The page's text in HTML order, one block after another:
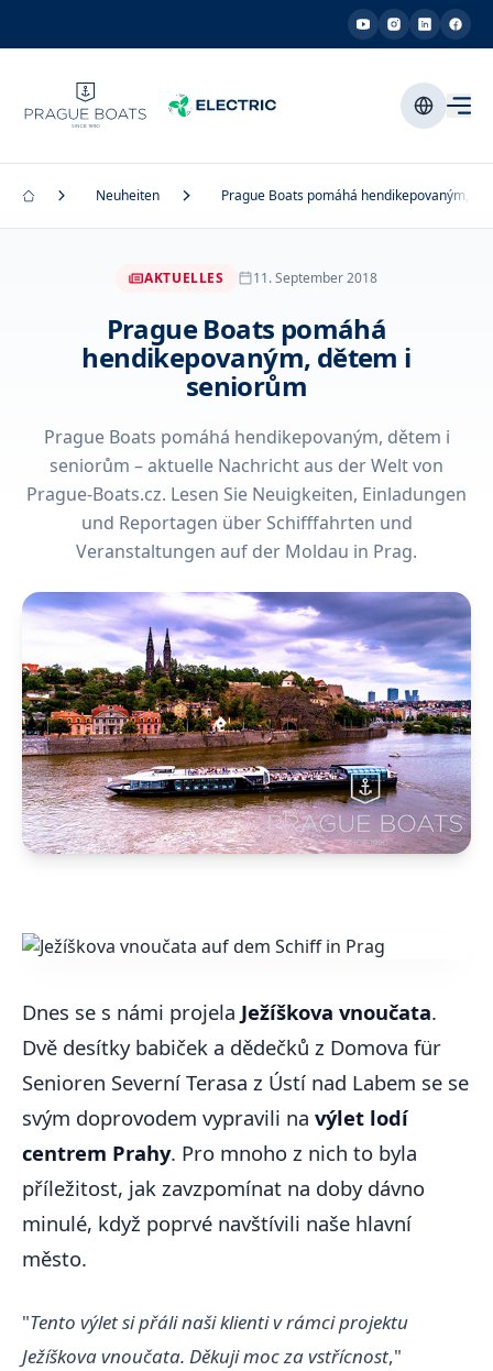
Neuheiten Prague Boats pomáhá hendikepovaným,
AKTUELLES 11. September 2018
Prague Boats pomáhá
hendikepovaným, dětem i
seniorům
Prague Boats pomáhá hendikepovaným, dětem i
seniorům – aktuelle Nachricht aus der Welt von
Prague-Boats.cz. Lesen Sie Neuigkeiten, Einladungen
und Reportagen über Schifffahrten und
Veranstaltungen auf der Moldau in Prag.
Dnes se s námi projela Ježíškova vnoučata.
Dvě desítky babiček a dědečků z Domova für
Senioren Severní Terasa z Ústí nad Labem se se
svým doprovodem vypravili na výlet lodí
centrem Prahy. Pro mnoho z nich to byla
příležitost, jak zavzpomínat na doby dávno
minulé, když poprvé navštívili naše hlavní
město.
"Tento výlet si přáli naši klienti v rámci projektu
Ježíškova vnoučata. Děkuji moc za vstřícnost,"